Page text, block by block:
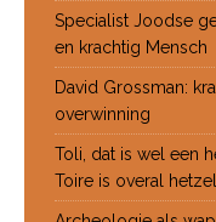
Specialist Joodse
en krachtig Mensch
David Grossman:
overwinning
Toli, dat is wel een
Toire is overal